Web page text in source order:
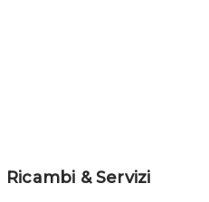
Ricambi & Servizi